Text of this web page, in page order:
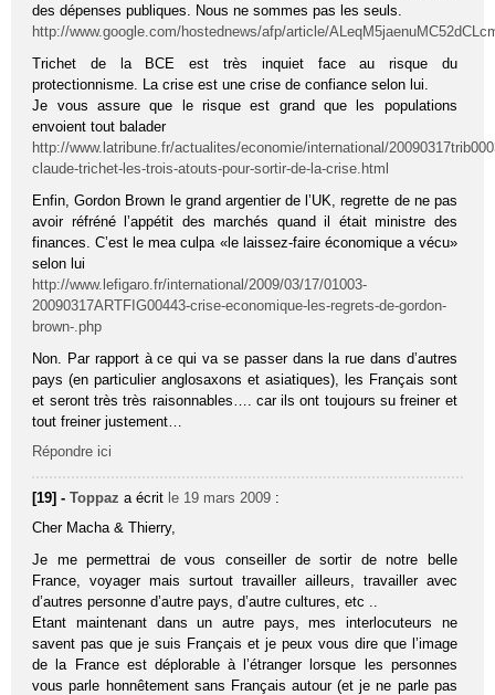
des dépenses publiques. Nous ne sommes pas les seuls.
http://www.google.com/hostednews/afp/article/
Trichet de la BCE est très inquiet face au risque du
protectionnisme. La crise est une crise de confiance selon lui.
Je vous assure que le risque est grand que les populations
envoient tout balader
http://www.latribune.fr/actualites/economie/international/
claude-trichet-les-trois-atouts-pour-sortir-de-la-crise.html
Enfin, Gordon Brown le grand argentier de l’UK, regrette de ne pas
avoir réfréné l’appétit des marchés quand il était ministre des
finances. C’est le mea culpa «le laissez-faire économique a vécu»
selon lui
http://www.lefigaro.fr/international/2009/03/17/01003-
20090317ARTFIG00443-crise-economique-les-regrets-de-gordon-
brown-.php
Non. Par rapport à ce qui va se passer dans la rue dans d’autres
pays (en particulier anglosaxons et asiatiques), les Français sont
et seront très très raisonnables…. car ils ont toujours su freiner et
tout freiner justement…
Répondre ici
[19] -Toppaz a écrit le 19 mars 2009 :
Cher Macha & Thierry,
Je me permettrai de vous conseiller de sortir de notre belle
France, voyager mais surtout travailler ailleurs, travailler avec
d’autres personne d’autre pays, d’autre cultures, etc ..
Etant maintenant dans un autre pays, mes interlocuteurs ne
savent pas que je suis Français et je peux vous dire que l’image
de la France est déplorable à l’étranger lorsque les personnes
vous parle honnêtement sans Français autour (et je ne parle pas